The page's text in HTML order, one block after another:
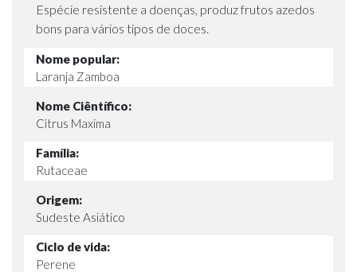
Espécie resistente a doenças, produz frutos azedos
bons para vários tipos de doces.
Nome popular:
Laranja Zamboa
Nome Ciêntífico:
Citrus Maxima
Família:
Rutaceae
Origem:
Sudeste Asiático
Ciclo de vida:
Perene